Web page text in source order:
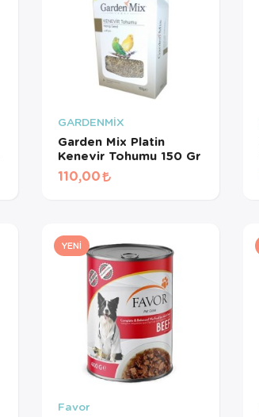
GARDENMİX
Garden Mix Platin
Kenevir Tohumu 150 Gr
110,00
YENI
Favor